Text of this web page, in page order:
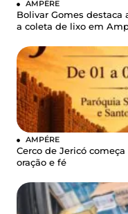
AMPÉRE
Bolivar Gomes destaca
a coleta de lixo em
AMPÉRE
Cerco de Jericó
oração e fé